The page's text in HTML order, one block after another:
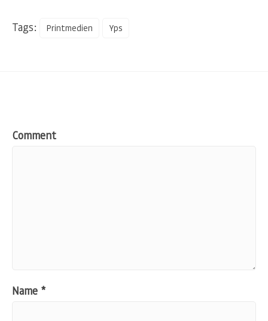
Tags: Printmedien Yps
Comment
Name *